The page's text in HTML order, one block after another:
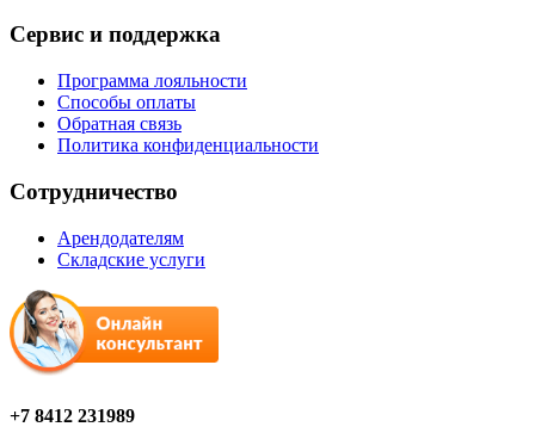
Сервис и поддержка
Программа лояльности
Способы оплаты
Обратная связь
Политика конфиденциальности
Сотрудничество
Арендодателям
Складские услуги
+7 8412 231989